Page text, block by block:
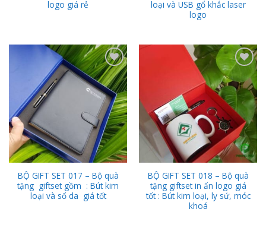
logo giá rẻ
loại và USB gổ khắc laser
logo
Add to
Wishlist
BỘ GIFT SET 017 – Bộ quà
tặng giftset gồm : Bút kim
loại và sổ da giá tốt
Add to
Wishlist
BỘ GIFT SET 018 – Bộ quà
tặng giftset in ấn logo giá
tốt : Bút kim loại, ly sứ, móc
khoá